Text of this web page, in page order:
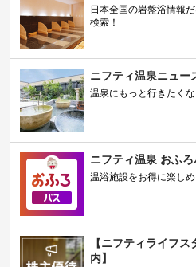
日本全国の岩盤浴情報
検索！
ニフティ温泉ニュー
温泉にもっと行きたく
ニフティ温泉 おふろ
温浴施設をお得に楽し
【ニフティライフ
内】